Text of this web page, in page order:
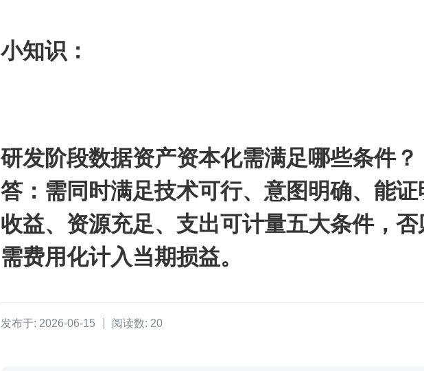
小知识：
研发阶段数据资产资本化需满足哪些条件？
答：需同时满足技术可行、意图明确、能证
收益、资源充足、支出可计量五大条件，否
需费用化计入当期损益。
发布于: 2026-06-15 阅读数: 20